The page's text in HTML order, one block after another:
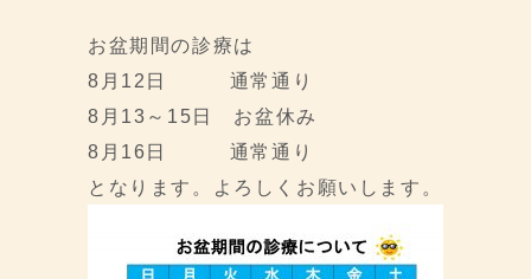
お盆期間の診療は
8月12日 通常通り
8月13～15日 お盆休み
8月16日 通常通り
となります。よろしくお願いします。